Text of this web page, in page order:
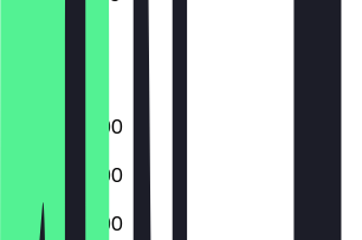
10:00 - 23:00
10:00 - 23:00
10:00 - 23:00